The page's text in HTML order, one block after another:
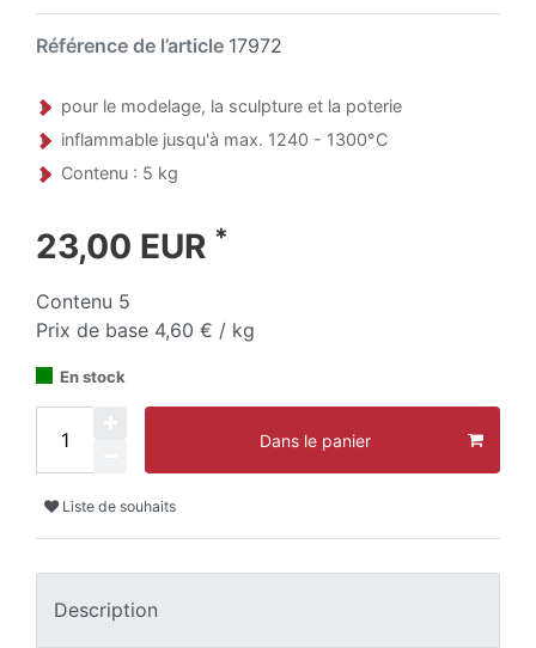
Référence de l’article 17972
pour le modelage, la sculpture et la poterie
inflammable jusqu'à max. 1240 - 1300°C
Contenu : 5 kg
23,00 EUR *
Contenu 5
Prix de base 4,60 € / kg
En stock
Dans le panier
Liste de souhaits
Description